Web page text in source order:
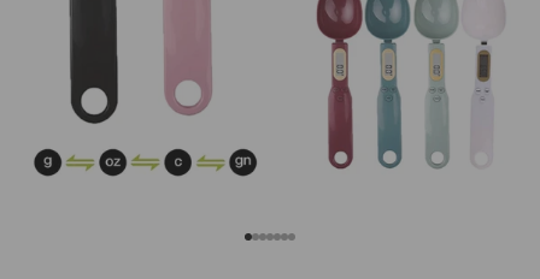
Go to item 1
Go to item 2
Go to item 3
Go to item 4
Go to item 5
Go to item 6
Go to item 7